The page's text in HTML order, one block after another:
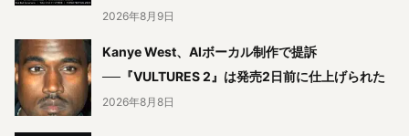
2026年8月9日
Kanye West、AIボーカル制作で提訴
──『VULTURES 2』は発売2日前に仕上げられた
2026年8月8日